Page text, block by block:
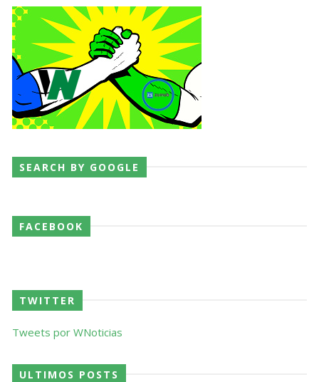
Dark Side of the Ring Season 7 Episode 4 “Necro
Butcher vs. Samoa Joe”
Unknown-Jul 26 2026
WWE Main Event, July 23, 2026
Unknown-Jul 26 2026
Championship Match
SCSA867-Jul 26 2026
Unknown-Jul 26 2026
SEARCH BY GOOGLE
FACEBOOK
TWITTER
Tweets por WNoticias
ULTIMOS POSTS